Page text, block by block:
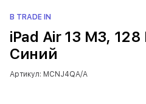
В TRADE IN
iPad Air 13 M3,
Синий
Артикул: MCNJ4QA/A